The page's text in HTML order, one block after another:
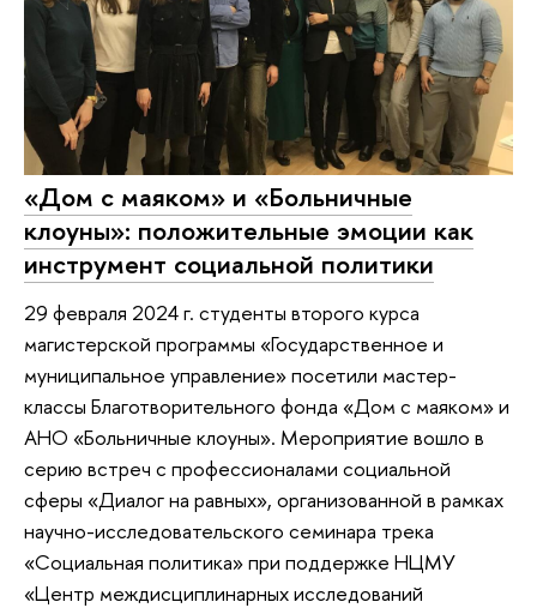
«Дом с маяком» и «Больничные
клоуны»: положительные эмоции как
инструмент социальной политики
29 февраля 2024 г. студенты второго курса
магистерской программы «Государственное и
муниципальное управление» посетили мастер-
классы Благотворительного фонда «Дом с маяком» и
АНО «Больничные клоуны». Мероприятие вошло в
серию встреч с профессионалами социальной
сферы «Диалог на равных», организованной в рамках
научно-исследовательского семинара трека
«Социальная политика» при поддержке НЦМУ
«Центр междисциплинарных исследований